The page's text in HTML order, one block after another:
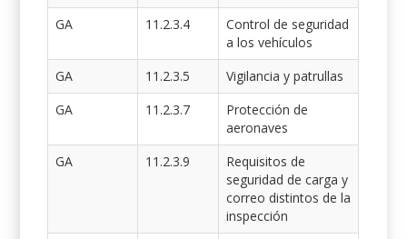
GA
11.2.3.4
Control de seguridad
a los vehículos
GA
11.2.3.5
Vigilancia y patrullas
GA
11.2.3.7
Protección de
aeronaves
GA
11.2.3.9
Requisitos de
seguridad de carga y
correo distintos de la
inspección